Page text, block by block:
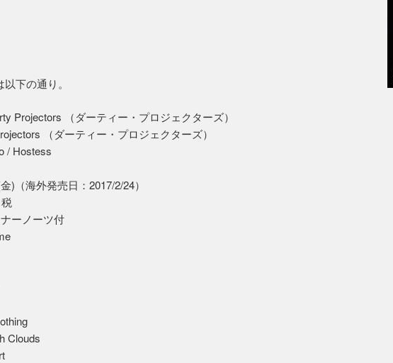
下の通り。
Projectors （ダーティー・プロジェクターズ）
（ダーティー・プロジェクターズ）
/ Hostess
)（海外発売日：2017/2/24）
ーノーツ付
Clouds